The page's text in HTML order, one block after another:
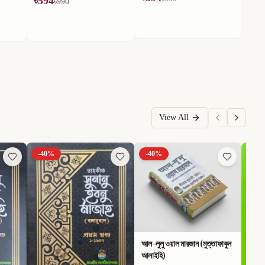
View All
-40%
আল-লুলু ওয়াল মারজান (মুত্তাফাকুন
আলাইহি)
-40%